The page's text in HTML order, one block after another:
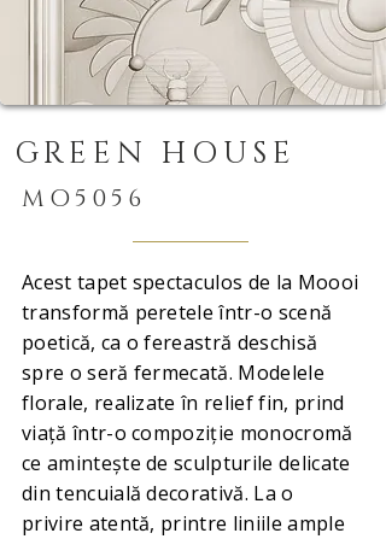
GREEN HOUSE
MO5056
Acest tapet spectaculos de la Moooi
transformă peretele într-o scenă
poetică, ca o fereastră deschisă
spre o seră fermecată. Modelele
florale, realizate în relief fin, prind
viață într-o compoziție monocromă
ce amintește de sculpturile delicate
din tencuială decorativă. La o
privire atentă, printre liniile ample